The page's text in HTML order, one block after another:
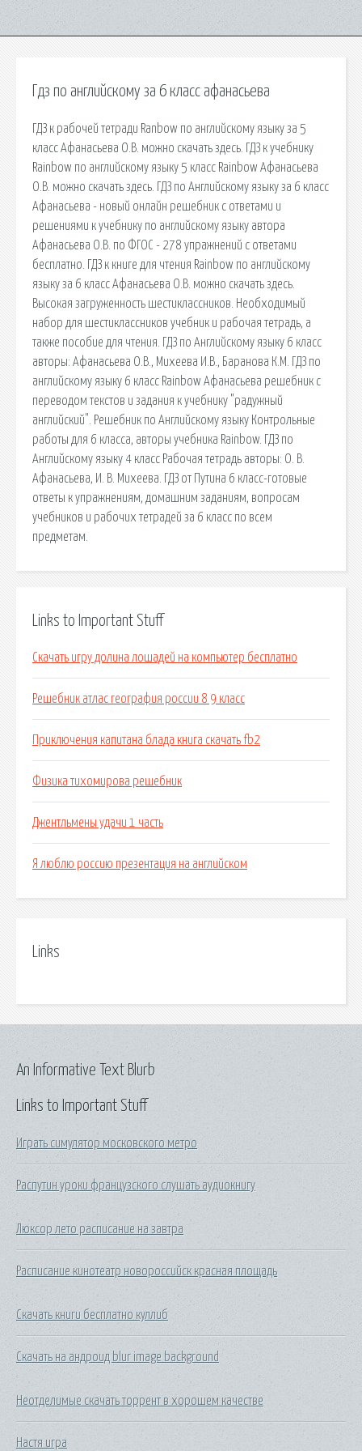
Гдз по английскому за 6 класс афанасьева
ГДЗ к рабочей тетради Ranbow по английскому языку за 5
класс Афанасьева О.В. можно скачать здесь. ГДЗ к учебнику
Rainbow по английскому языку 5 класс Rainbow Афанасьева
О.В. можно скачать здесь. ГДЗ по Английскому языку за 6 класс
Афанасьева - новый онлайн решебник с ответами и
решениями к учебнику по английскому языку автора
Афанасьева О.В. по ФГОС - 278 упражнений с ответами
бесплатно. ГДЗ к книге для чтения Rainbow по английскому
языку за 6 класс Афанасьева О.В. можно скачать здесь.
Высокая загруженность шестиклассников. Необходимый
набор для шестиклассников учебник и рабочая тетрадь, а
также пособие для чтения. ГДЗ по Английскому языку 6 класс
авторы: Афанасьева О.В., Михеева И.В., Баранова К.М. ГДЗ по
английскому языку 6 класс Rainbow Афанасьева решебник с
переводом текстов и задания к учебнику "радужный
английский". Решебник по Английскому языку Контрольные
работы для 6 класса, авторы учебника Rainbow. ГДЗ по
Английскому языку 4 класс Рабочая тетрадь авторы: О. В.
Афанасьева, И. В. Михеева. ГДЗ от Путина 6 класс-готовые
ответы к упражнениям, домашним заданиям, вопросам
учебников и рабочих тетрадей за 6 класс по всем
предметам.
Links to Important Stuff
Скачать игру долина лошадей на компьютер бесплатно
Решебник атлас география россии 8 9 класс
Приключения капитана блада книга скачать fb2
Физика тихомирова решебник
Джентльмены удачи 1 часть
Я люблю россию презентация на английском
Links
Links to Important Stuff
Играть симулятор московского метро
Распутин уроки французского слушать аудиокнигу
Люксор лето расписание на завтра
Расписание кинотеатр новороссийск красная площадь
Скачать книги бесплатно куллиб
Скачать на андроид blur image background
Неотделимые скачать торрент в хорошем качестве
Настя игра
An Informative Text Blurb